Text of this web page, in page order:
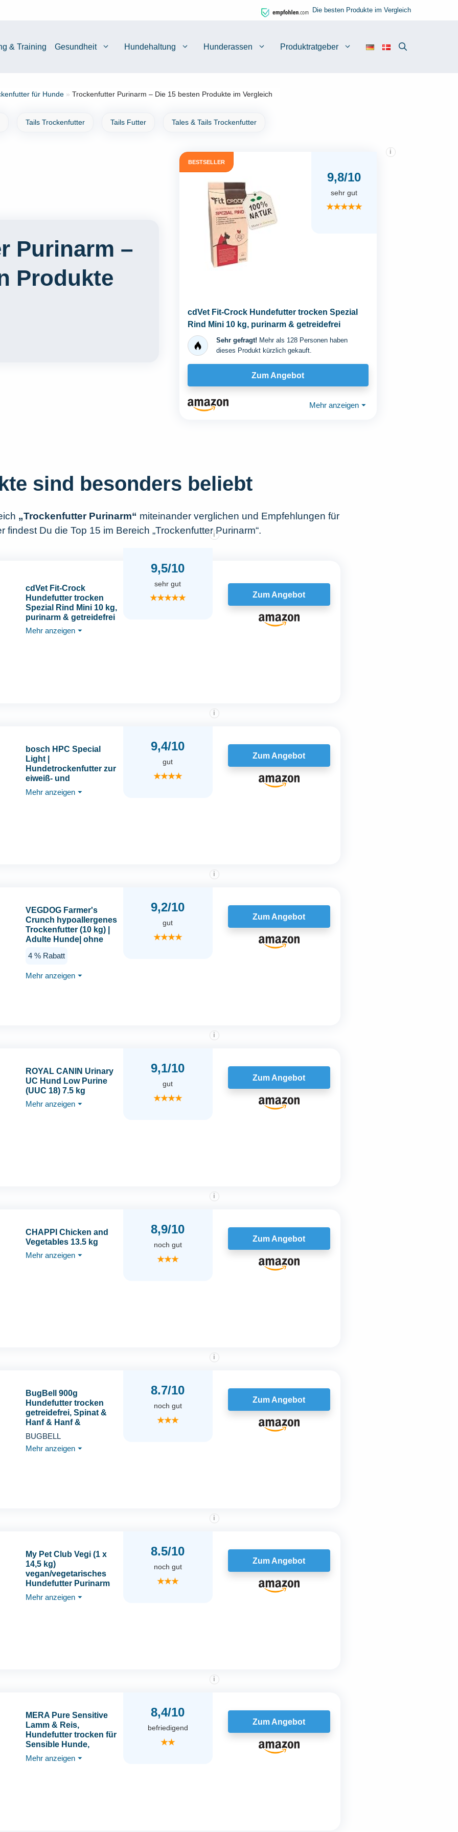
Die besten Produkte im Vergleich
& Training Gesundheit Hundehaltung Hunderassen Produktratgeber
für Hunde » Trockenfutter Purinarm – Die 15 besten Produkte im Vergleich
Tails Trockenfutter Tails Futter Tales & Tails Trockenfutter
Purinarm –
Produkte
BESTSELLER
9,8/10
i
sehr gut
★★★★★
cdVet Fit-Crock Hundefutter trocken Spezial
Rind Mini 10 kg, purinarm & getreidefrei
Sehr gefragt! Mehr als 128 Personen haben
dieses Produkt kürzlich gekauft.
Zum Angebot
Mehr anzeigen ⏷
sind besonders beliebt
„Trockenfutter Purinarm“ miteinander verglichen und Empfehlungen für
findest Du die Top 15 im Bereich „Trockenfutter Purinarm“.
cdVet Fit-Crock
Hundefutter trocken
Spezial Rind Mini 10 kg,
purinarm & getreidefrei
Mehr anzeigen ⏷
9,5/10
i
sehr gut
★★★★★ Zum Angebot
bosch HPC Special
Light |
Hundetrockenfutter zur
eiweiß- und
mineralstoffreduzierten
Ernährung | 1 x 12.5 kg,
Mehr anzeigen ⏷
9,4/10
i
gut
★★★★
Zum Angebot
VEGDOG Farmer's
Crunch hypoallergenes
Trockenfutter (10 kg) |
Adulte Hunde| ohne
purinarm | Alleinfutter
Kartoffelprotein
4 % Rabatt
Mehr anzeigen ⏷
9,2/10
i
gut
★★★★
Zum Angebot
ROYAL CANIN Urinary
UC Hund Low Purine
(UUC 18) 7.5 kg
Mehr anzeigen ⏷
9,1/10
i
gut
★★★★
Zum Angebot
CHAPPI Chicken and
Vegetables 13.5 kg
Mehr anzeigen ⏷
8,9/10
i
noch gut
★★★
Zum Angebot
BugBell 900g
Hundefutter trocken
getreidefrei, Spinat &
Hanf & Hanf &
Heilkräuter zur
Entspannung,
verträgliche
BUGBELL
Mehr anzeigen ⏷
8.7/10
i
noch gut
★★★
Zum Angebot
My Pet Club Vegi (1 x
14,5 kg)
vegan/vegetarisches
Hundefutter Purinarm
mit Süßkartoffel I
Sensitiv &
Mehr anzeigen ⏷
8.5/10
i
noch gut
★★★
Zum Angebot
MERA Pure Sensitive
Lamm & Reis,
Hundefutter trocken für
Sensible Hunde,
Trockenfutter aus
Lamm und Reis, Futter
Mehr anzeigen ⏷
8,4/10
i
befriedigend
★★
Zum Angebot